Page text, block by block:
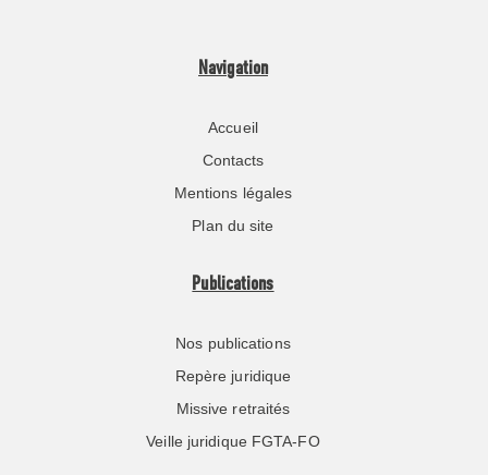
Navigation
Accueil
Contacts
Mentions légales
Plan du site
Publications
Nos publications
Repère juridique
Missive retraités
Veille juridique FGTA-FO